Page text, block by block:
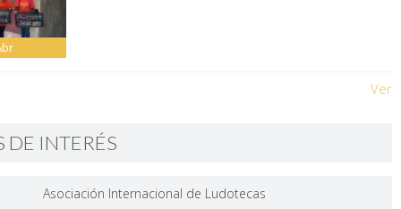
Ver
DE INTERÉS
Asociación Internacional de Ludotecas